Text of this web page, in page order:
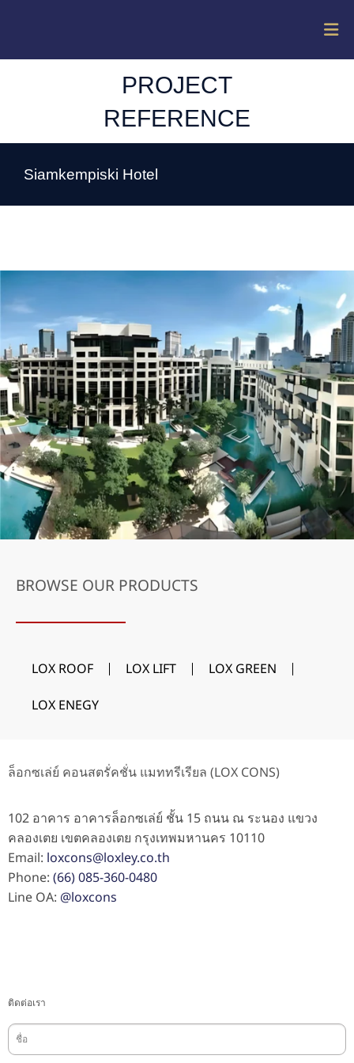
PROJECT
REFERENCE
Siamkempiski Hotel
BROWSE OUR PRODUCTS
LOX ROOF LOX LIFT
LOX GREEN
LOX ENEGY
ล็อกซเล่ย์ คอนสตรั่คชั่น แมททรีเรียล (LOX CONS)
102 อาคาร อาคารล็อกซเล่ย์ ชั้น 15 ถนน ณ ระนอง แขวง
คลองเตย เขตคลองเตย กรุงเทพมหานคร 10110
Email: loxcons@loxley.co.th
Phone: (66) 085-360-0480
Line OA: @loxcons
ติดต่อเรา